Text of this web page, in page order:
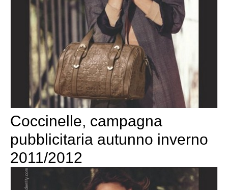
Coccinelle, campagna
pubblicitaria autunno inverno
2011/2012